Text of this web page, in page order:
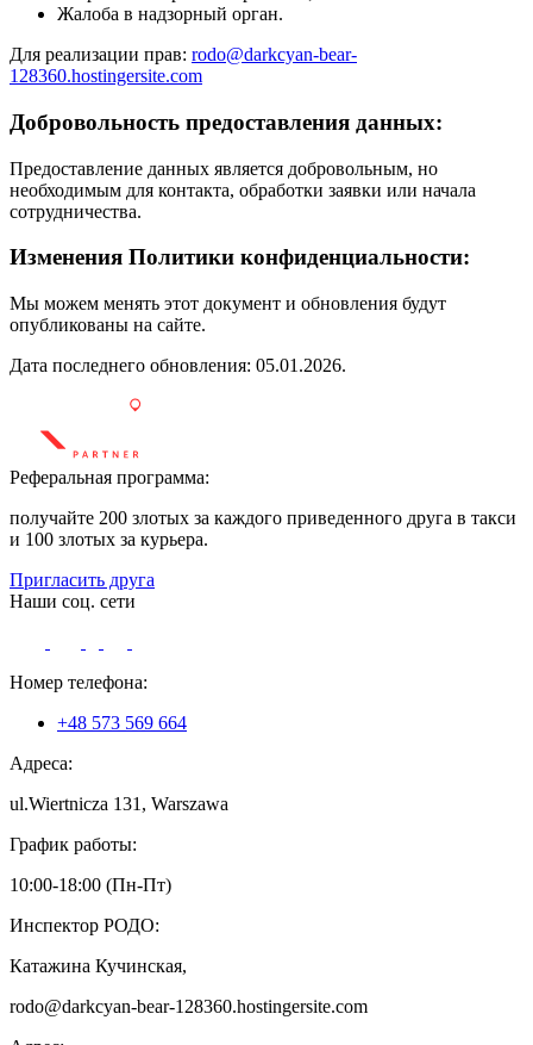
Жалоба в надзорный орган.
Для реализации прав: rodo@darkcyan-bear-
128360.hostingersite.com
Добровольность предоставления данных:
Предоставление данных является добровольным, но
необходимым для контакта, обработки заявки или начала
сотрудничества.
Изменения Политики конфиденциальности:
Мы можем менять этот документ и обновления будут
опубликованы на сайте.
Дата последнего обновления: 05.01.2026.
Реферальная программа:
получайте 200 злотых за каждого приведенного друга в такси
и 100 злотых за курьера.
Пригласить друга
Наши соц. сети
Номер телефона:
+48 573 569 664
Адреса:
ul.Wiertnicza 131, Warszawa
График работы:
10:00-18:00 (Пн-Пт)
Инспектор РОДО:
Катажина Кучинская,
rodo@darkcyan-bear-128360.hostingersite.com